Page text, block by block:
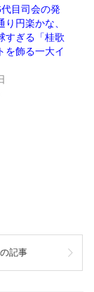
代目司会の発
円楽かな、
すぎる「桂歌
を飾る一大イ
記事